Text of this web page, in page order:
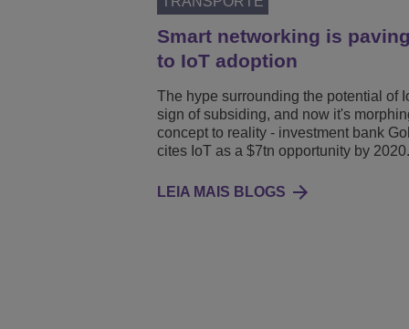
Smart networking is
to IoT adoption
The hype surrounding the potential of
sign of subsiding, and now it's
concept to reality - investment bank
cites IoT as a $7tn opportunity by 2020.
LEIA MAIS BLOGS